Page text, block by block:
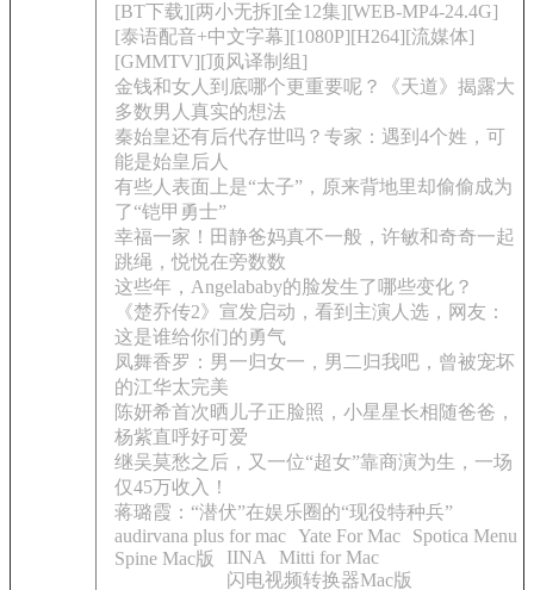
[BT下载][两小无拆][全12集][WEB-MP4-24.4G]
[泰语配音+中文字幕][1080P][H264][流媒体]
[GMMTV][顶风译制组]
金钱和女人到底哪个更重要呢？《天道》揭露大
多数男人真实的想法
秦始皇还有后代存世吗？专家：遇到4个姓，可
能是始皇后人
有些人表面上是“太子”，原来背地里却偷偷成为
了“铠甲勇士”
幸福一家！田静爸妈真不一般，许敏和奇奇一起
跳绳，悦悦在旁数数
这些年，Angelababy的脸发生了哪些变化？
《楚乔传2》宣发启动，看到主演人选，网友：
这是谁给你们的勇气
凤舞香罗：男一归女一，男二归我吧，曾被宠坏
的江华太完美
陈妍希首次晒儿子正脸照，小星星长相随爸爸，
杨紫直呼好可爱
继吴莫愁之后，又一位“超女”靠商演为生，一场
仅45万收入！
蒋璐霞：“潜伏”在娱乐圈的“现役特种兵”
audirvana plus for mac Yate For Mac
Spotica Menu
Spine Mac版
IINA
Mitti for Mac
闪电视频转换器Mac版